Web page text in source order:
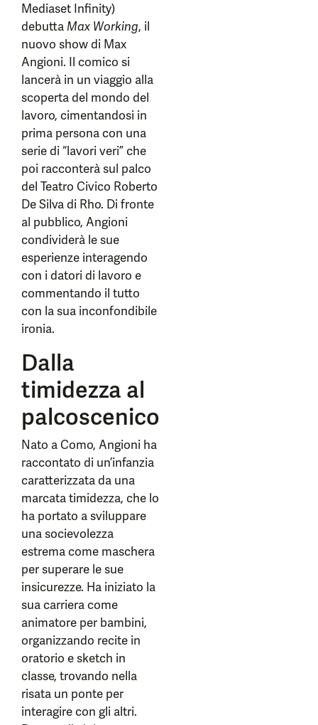
Mediaset Infinity)
debutta Max Working, il
nuovo show di Max
Angioni. Il comico si
lancerà in un viaggio alla
scoperta del mondo del
lavoro, cimentandosi in
prima persona con una
serie di “lavori veri” che
poi racconterà sul palco
del Teatro Civico Roberto
De Silva di Rho. Di fronte
al pubblico, Angioni
condividerà le sue
esperienze interagendo
con i datori di lavoro e
commentando il tutto
con la sua inconfondibile
ironia.
Dalla
timidezza al
palcoscenico
Nato a Como, Angioni ha
raccontato di un’infanzia
caratterizzata da una
marcata timidezza, che lo
ha portato a sviluppare
una socievolezza
estrema come maschera
per superare le sue
insicurezze. Ha iniziato la
sua carriera come
animatore per bambini,
organizzando recite in
oratorio e sketch in
classe, trovando nella
risata un ponte per
interagire con gli altri.